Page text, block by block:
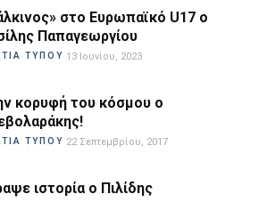
στο Ευρωπαϊκό U17 ο
Παπαγεωργίου
ΤΥΠΟΥ 13 Ιουνίου, 2023
κορυφή του κόσμου ο
ΤΥΠΟΥ 22 Σεπτεμβρίου, 2017
ιστορία ο Πιλίδης